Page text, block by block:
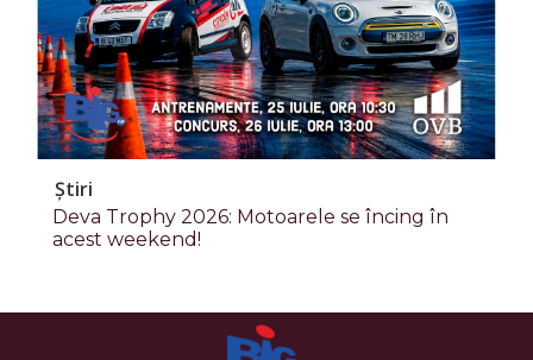
Știri
Deva Trophy 2026: Motoarele se încing în
acest weekend!